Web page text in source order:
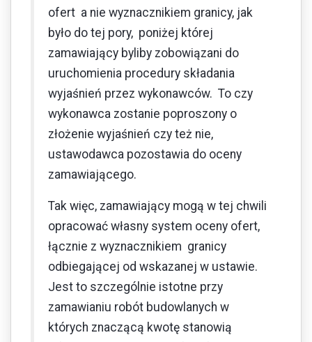
ofert a nie wyznacznikiem granicy, jak
było do tej pory, poniżej której
zamawiający byliby zobowiązani do
uruchomienia procedury składania
wyjaśnień przez wykonawców. To czy
wykonawca zostanie poproszony o
złożenie wyjaśnień czy też nie,
ustawodawca pozostawia do oceny
zamawiającego.
Tak więc, zamawiający mogą w tej chwili
opracować własny system oceny ofert,
łącznie z wyznacznikiem granicy
odbiegającej od wskazanej w ustawie.
Jest to szczególnie istotne przy
zamawianiu robót budowlanych w
których znaczącą kwotę stanowią